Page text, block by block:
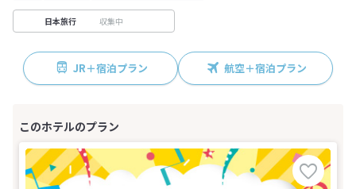
日本旅行 収集中
JR＋宿泊プラン 航空＋宿泊プラン